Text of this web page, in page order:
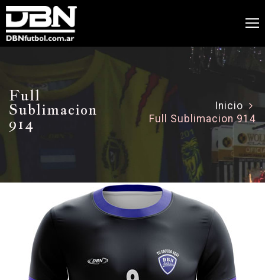
Full
Sublimacion
914
Inicio
Full Sublimacion 914